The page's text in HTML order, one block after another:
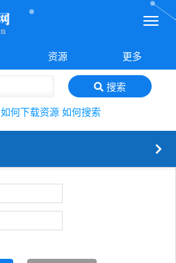
菜
资源 更多
搜索
如何下载资源 如何搜索